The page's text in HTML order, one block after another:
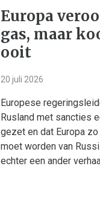
Europa
gas, maar
ooit
20 juli 2026
Europese
Rusland met sancties
gezet en dat Europa
moet worden van
echter een ander